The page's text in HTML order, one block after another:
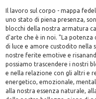
Il lavoro sul corpo - mappa
uno stato di piena presenza,
blocchi della nostra armatura
d'arte che è in noi. "La potenza
di luce e amore custodito nella
nostre ferite emotive e
possiamo trascendere i nostri
e nella relazione con gli altri e
energetico, emozionale,
alla nostra essenza naturale,